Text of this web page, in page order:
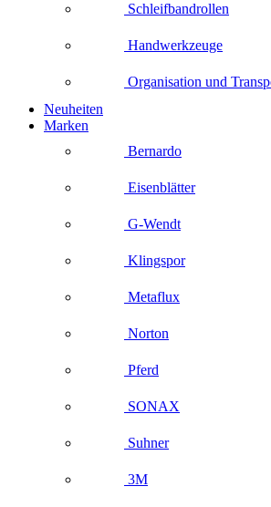
Schleifbandrollen
Handwerkzeuge
Organisation und
Neuheiten
Marken
Bernardo
Eisenblätter
G-Wendt
Klingspor
Metaflux
Norton
Pferd
SONAX
Suhner
3M